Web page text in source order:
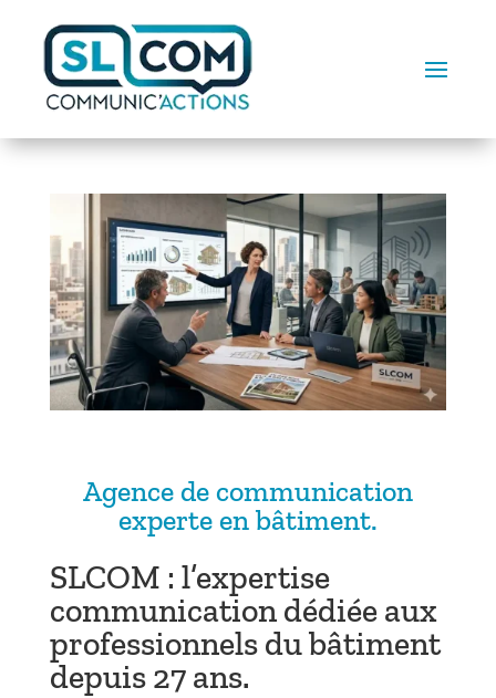
Agence de communication
experte en bâtiment.
SLCOM : l’expertise
communication dédiée aux
professionnels du bâtiment
depuis 27 ans.